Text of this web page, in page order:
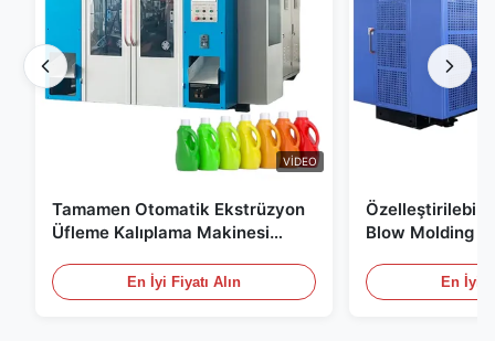
VIDEO
Tamamen Otomatik Ekstrüzyon
Üfleme Kalıplama Makinesi
Makinesi
En İyi Fiyatı Alın
Blow Molding
Molding
En İyi